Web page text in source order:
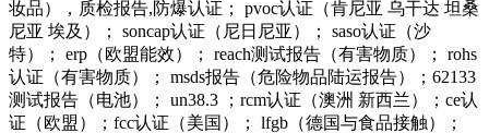
妆品），质检报告,防爆认证； pvoc认证（肯尼亚 乌干达 坦桑
尼亚 埃及）； soncap认证（尼日尼亚）； saso认证（沙
特）； erp（欧盟能效）； reach测试报告（有害物质）； rohs
认证（有害物质）； msds报告（危险物品陆运报告）；62133
测试报告（电池）； un38.3 ；rcm认证（澳洲 新西兰）；ce认
证（欧盟）；fcc认证（美国）； lfgb（德国与食品接触）；